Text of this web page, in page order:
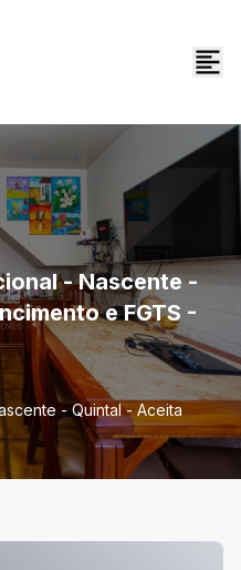
- Nascente -
e FGTS -
- Quintal - Aceita